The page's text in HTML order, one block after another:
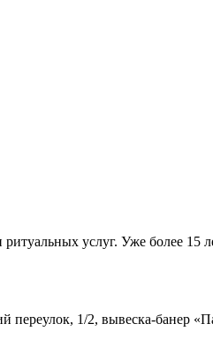
услуг. Уже более 15
переулок, 1/2, вывеска-банер